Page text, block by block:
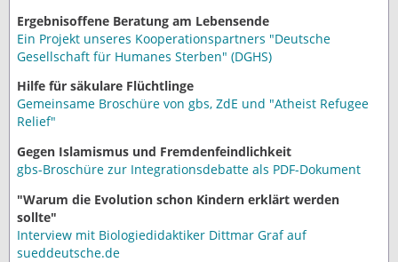
Ergebnisoffene Beratung am Lebensende
Ein Projekt unseres Kooperationspartners "Deutsche
Gesellschaft für Humanes Sterben" (DGHS)
Hilfe für säkulare Flüchtlinge
Gemeinsame Broschüre von gbs, ZdE und "Atheist Refugee
Relief"
Gegen Islamismus und Fremdenfeindlichkeit
gbs-Broschüre zur Integrationsdebatte als PDF-Dokument
"Warum die Evolution schon Kindern erklärt werden
sollte"
Interview mit Biologiedidaktiker Dittmar Graf auf
sueddeutsche.de